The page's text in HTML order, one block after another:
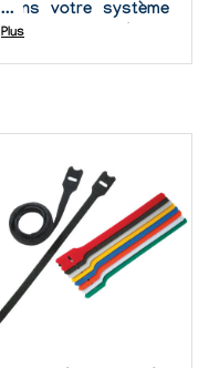
dans votre système
de gestion de câbles,
d'identifier des
paquets est présent
constamment dans
les domaines...
Plus